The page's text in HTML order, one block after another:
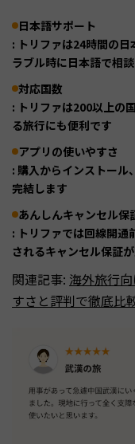
日本語サポート
: トリファは24時間の
ラブル時に日本語で相
対応国数
: トリファは200以上の
る旅行にも便利です
アプリの使いやすさ
: 購入からインストール
完結します
あんしんキャンセル保
: トリファでは回線開
されるキャンセル保証
関連記事: 海外旅行
すさと評判で徹底比